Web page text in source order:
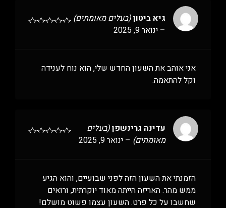
גיא ביטון(בעלים מאומתים)
– ינואר 9, 2025
אני אוהב את השעון החדש שלי, הוא נוח לענידה
וקל להתאמה.
עדינה גרינשפן(בעלים
מאומתים) – ינואר 9, 2025
הזמנתי את השעון הזה לפני שבועיים, והוא הגיע
ממש מהר. האריזה הייתה מאוד יוקרתית, ורואים
שחשבו על כל פרט. השעון עצמו פשוט מושלם!